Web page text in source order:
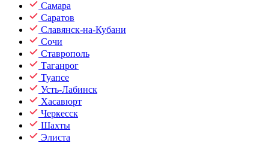
Самара
Саратов
Славянск-на-Кубани
Сочи
Ставрополь
Таганрог
Туапсе
Усть-Лабинск
Хасавюрт
Черкесск
Шахты
Элиста